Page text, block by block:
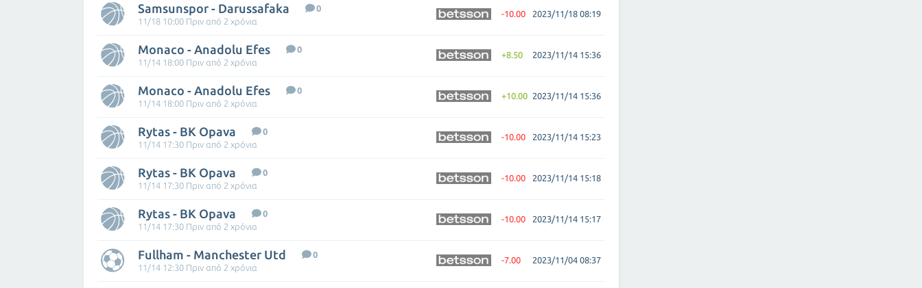
Samsunspor - Darussafaka
0
11/18 10:00 Πριν από 2 χρόνια
-10.00 2023/11/18 08:19
Monaco - Anadolu Efes
0
11/14 18:00 Πριν από 2 χρόνια
+8.50 2023/11/14 15:36
Monaco - Anadolu Efes
0
11/14 18:00 Πριν από 2 χρόνια
+10.00 2023/11/14 15:36
Rytas - BK Opava
0
11/14 17:30 Πριν από 2 χρόνια
-10.00 2023/11/14 15:23
Rytas - BK Opava
0
11/14 17:30 Πριν από 2 χρόνια
-10.00 2023/11/14 15:18
Rytas - BK Opava
0
11/14 17:30 Πριν από 2 χρόνια
-10.00 2023/11/14 15:17
Fullham - Manchester Utd
0
11/14 12:30 Πριν από 2 χρόνια
-7.00 2023/11/04 08:37